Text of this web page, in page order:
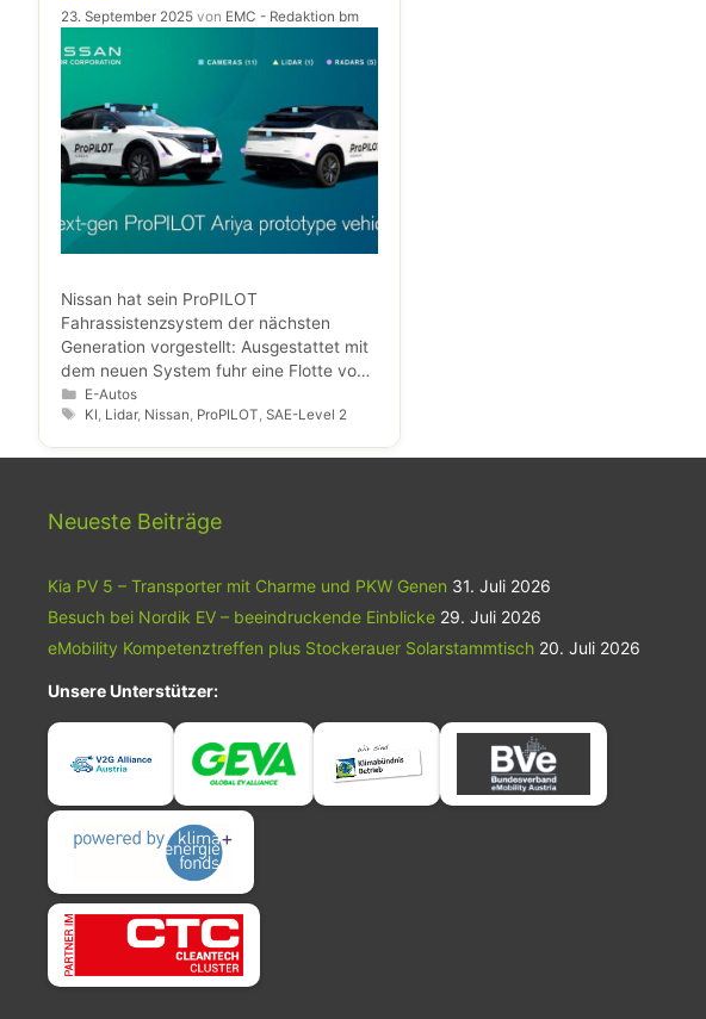
23. September 2025 von EMC - Redaktion bm
Nissan hat sein ProPILOT
Fahrassistenzsystem der nächsten
Generation vorgestellt: Ausgestattet mit
dem neuen System fuhr eine Flotte von
vollelektrischen Prototypen auf Basis
des Nissan Ariya sicher und souverän im
Fahrassistenzsystems in Japan ist für
das Geschäftsjahr 2027 geplant.
Kategorien
E-Autos
Schlagwörter
KI Lidar, Nissan ProPILOT ,SAE-Level 2
Neueste Beiträge
Kia PV 5 – Transporter mit Charme und PKW Genen 31. Juli 2026
Besuch bei Nordik EV – beeindruckende Einblicke 29. Juli 2026
eMobility Kompetenztreffen plus Stockerauer Solarstammtisch 20. Juli 2026
Unsere Unterstützer: